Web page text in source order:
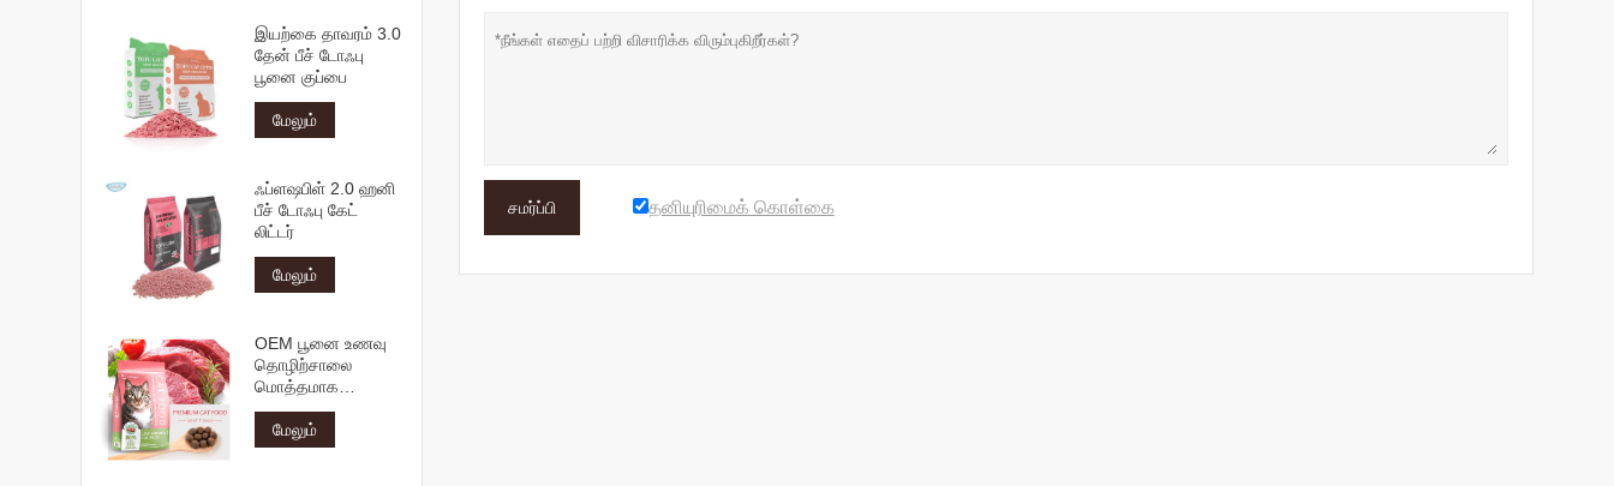
சமர்ப்பி தனியுரிமைக் கொள்கை
இயற்கை தாவரம் 3.0
தேன் பீச் டோஃபு
பூனை குப்பை
மேலும்
ஃப்ளஷபிள் 2.0 ஹனி
பீச் டோஃபு கேட்
லிட்டர்
மேலும்
OEM பூனை உணவு
தொழிற்சாலை
மொத்தமாக
இயற்கை
மூலப்பொருட்களை
ஏற்றுமதி செய்கிறது
மேலும்